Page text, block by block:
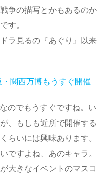
争の描写とかもあるの
す。
ラ見るの『あぐり』以
関西万博もうすぐ開催
のでもうすぐですね。
、もしも近所で開催す
らいには興味あります
ですよね、あのキャラ
大きなイベントのマス